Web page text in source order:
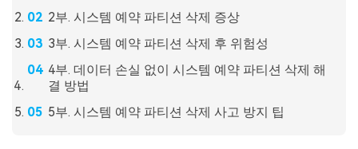
2부. 시스템 예약 파티션 삭제 증상
3부. 시스템 예약 파티션 삭제 후 위험성
4부. 데이터 손실 없이 시스템 예약 파티션 삭제 해
결 방법
5부. 시스템 예약 파티션 삭제 사고 방지 팁